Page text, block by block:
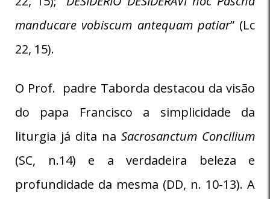
manducare vobiscum antequam patiar” (Lc
22, 15).
O Prof. padre Taborda destacou da visão
do papa Francisco a simplicidade da
liturgia já dita na Sacrosanctum Concilium
(SC, n.14) e a verdadeira beleza e
profundidade da mesma (DD, n. 10-13). A